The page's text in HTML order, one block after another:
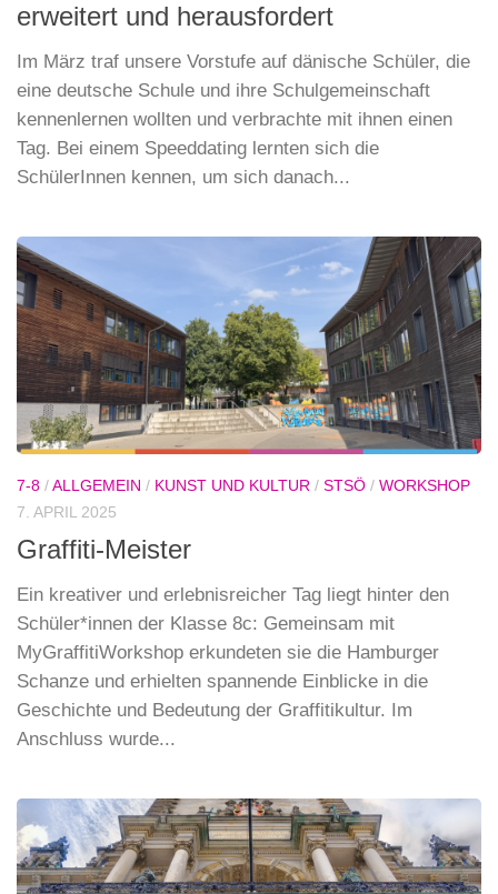
erweitert und herausfordert
Im März traf unsere Vorstufe auf dänische Schüler, die
eine deutsche Schule und ihre Schulgemeinschaft
kennenlernen wollten und verbrachte mit ihnen einen
Tag. Bei einem Speeddating lernten sich die
SchülerInnen kennen, um sich danach...
7-8 /ALLGEMEIN / KUNST UND KULTUR / STSÖ / WORKSHOP
7. APRIL 2025
Graffiti-Meister
Ein kreativer und erlebnisreicher Tag liegt hinter den
Schüler*innen der Klasse 8c: Gemeinsam mit
MyGraffitiWorkshop erkundeten sie die Hamburger
Schanze und erhielten spannende Einblicke in die
Geschichte und Bedeutung der Graffitikultur. Im
Anschluss wurde...